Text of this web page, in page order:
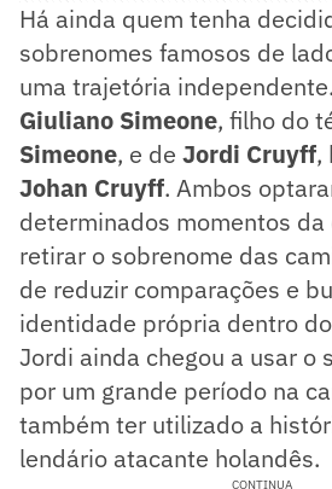
Há ainda quem tenha
sobrenomes famosos de
uma trajetória
Giuliano Simeone, filho do
Simeone, e de Jordi Cruyff,
Johan Cruyff. Ambos
determinados momentos
retirar o sobrenome das
de reduzir comparações e
identidade própria dentro
Jordi ainda chegou a usar o
por um grande período na
também ter utilizado a
lendário atacante holandês.
CONTINUA